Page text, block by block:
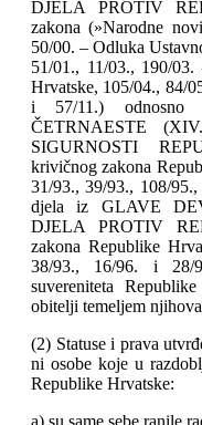
DJELA PROTIV
zakona (»Narodne
50/00. – Odluka
51/01., 11/03., 190/
Hrvatske, 105/04., 84/
i 57/11.)
ČETRNAESTE
SIGURNOSTI
krivičnog zakona
31/93., 39/93., 108/
djela iz GLAVE
DJELA PROTIV
zakona Republike
38/93., 16/96. i 28/
suvereniteta
obitelji temeljem
(2) Statuse i prava
ni osobe koje u
Republike Hrvatske:
a) su same sebe ranile